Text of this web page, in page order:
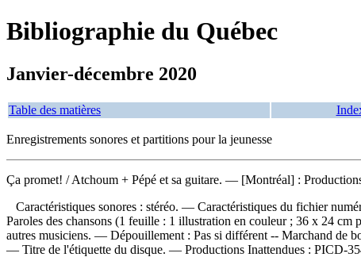
Bibliographie du Québec
Janvier-décembre 2020
Table des matières
Enregistrements sonores et partitions pour la jeunesse
Ça promet! / Atchoum + Pépé et sa guitare. — [Montréal] :
Caractéristiques sonores : stéréo. — Caractéristiques du fichier
Paroles des chansons (1 feuille : 1 illustration en couleur ; 36 x 24
autres musiciens. — Dépouillement : Pas si différent -- Marchand de
— Titre de l'étiquette du disque. — Productions Inattendues : PICD-